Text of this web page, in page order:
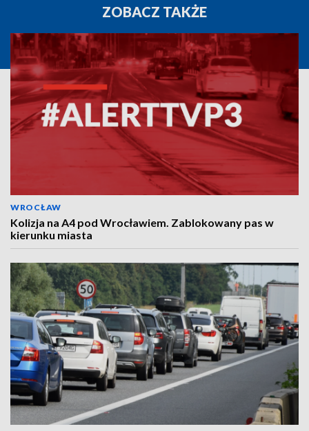
ZOBACZ TAKŻE
WROCŁAW
Kolizja na A4 pod Wrocławiem. Zablokowany pas w
kierunku miasta